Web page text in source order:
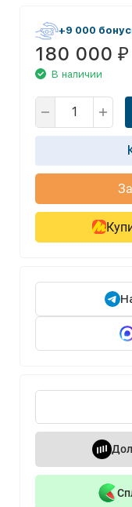
+9 000
180 000 ₽
В наличии